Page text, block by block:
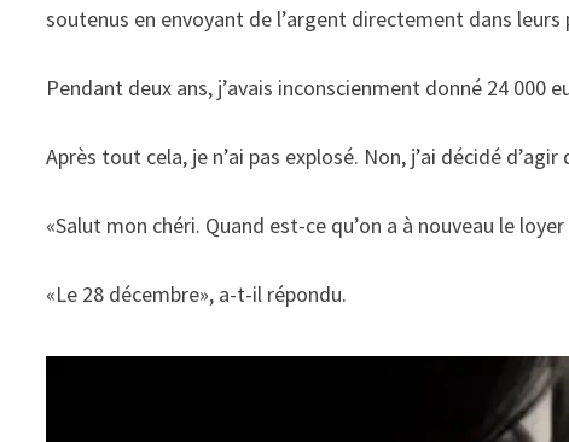
soutenus en envoyant de l’argent directement dans leurs
Pendant deux ans, j’avais inconscienment donné 24 000
Après tout cela, je n’ai pas explosé. Non, j’ai décidé
«Salut mon chéri. Quand est-ce qu’on a à nouveau le loyer
«Le 28 décembre», a-t-il répondu.